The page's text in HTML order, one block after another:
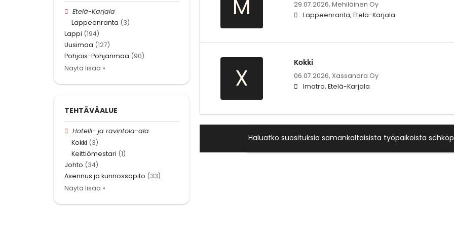
M 29.07.2026, Mehiläinen Oy
Lappeenranta, Etelä-Karjala
X
Kokki
06.07.2026, Xassandra Oy
Imatra, Etelä-Karjala
Haluatko suosituksia samankaltaisista työpaikoista
Etelä-Karjala
Lappeenranta (3)
Lappi (194)
Uusimaa (127)
Pohjois-Pohjanmaa (90)
Näytä lisää »
TEHTÄVÄALUE
Hotelli- ja ravintola-ala
Kokki (3)
Keittiömestari (1)
Johto (34)
Asennus ja kunnossapito (33)
Näytä lisää »